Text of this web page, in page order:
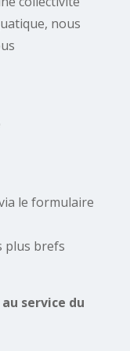
nous
le formulaire
plus brefs
service du